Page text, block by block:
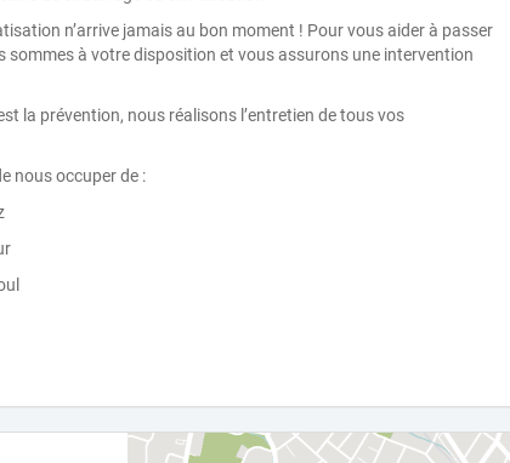
n’arrive jamais au bon moment ! Pour vous aider à passer
sommes à votre disposition et vous assurons une intervention
la prévention, nous réalisons l’entretien de tous vos
nous occuper de :